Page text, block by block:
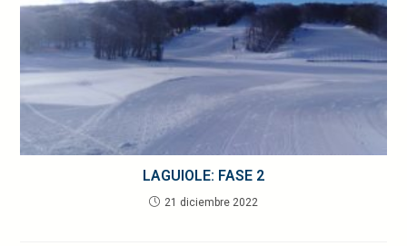
LAGUIOLE: FASE 2
21 diciembre 2022